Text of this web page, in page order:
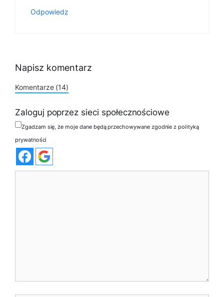
Odpowiedz
Napisz komentarz
Komentarze (14)
Zaloguj poprzez sieci społecznościowe
Zgadzam się, że moje dane będą przechowywane zgodnie z polityką
prywatności